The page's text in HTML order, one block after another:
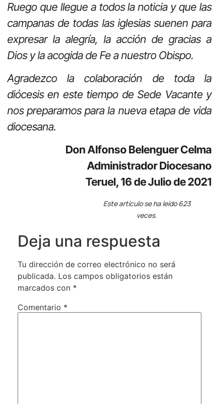
Ruego que llegue a todos la noticia y que las
campanas de todas las iglesias suenen para
expresar la alegría, la acción de gracias a
Dios y la acogida de Fe a nuestro Obispo.
Agradezco la colaboración de toda la
diócesis en este tiempo de Sede Vacante y
nos preparamos para la nueva etapa de vida
diocesana.
Don Alfonso Belenguer Celma
Administrador Diocesano
Teruel, 16 de Julio de 2021
Este artículo se ha leído 623
veces.
Deja una respuesta
Tu dirección de correo electrónico no será
publicada. Los campos obligatorios están
marcados con *
Comentario *